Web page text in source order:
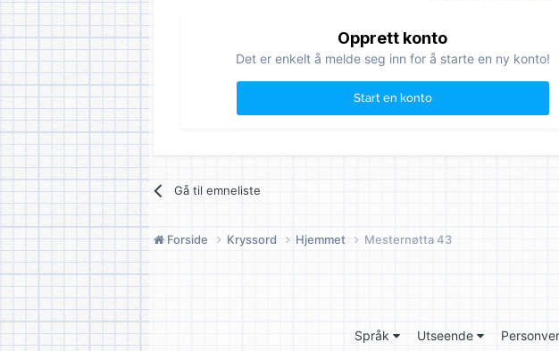
Opprett konto
Det er enkelt å melde seg inn for å starte en ny konto!
Start en konto
Gå til emneliste
Forside Kryssord Hjemmet Mesternøtta 43
Språk Utseende